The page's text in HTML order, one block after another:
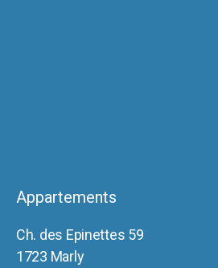
Appartements
Ch. des Epinettes 59
1723 Marly